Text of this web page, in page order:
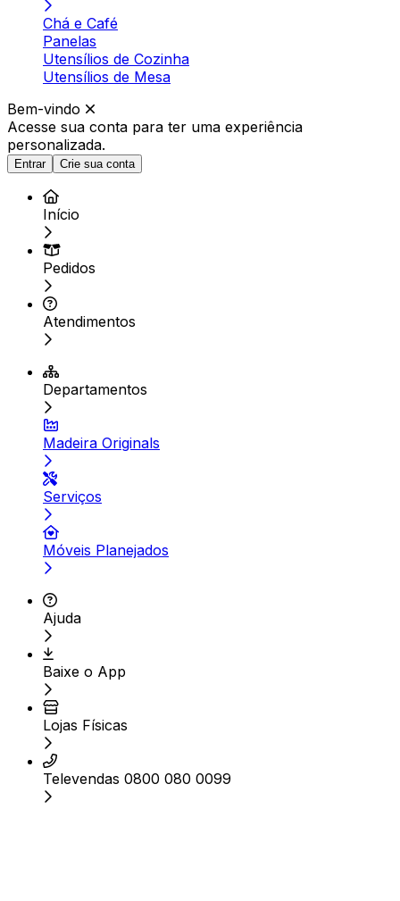
Chá e Café
Panelas
Utensílios de Cozinha
Utensílios de Mesa
Bem-vindo
Acesse sua conta para ter uma experiência
personalizada.
Entrar Crie sua conta
Início
Pedidos
Atendimentos
Departamentos
Madeira Originals
Serviços
Móveis Planejados
Ajuda
Baixe o App
Lojas Físicas
Televendas 0800 080 0099